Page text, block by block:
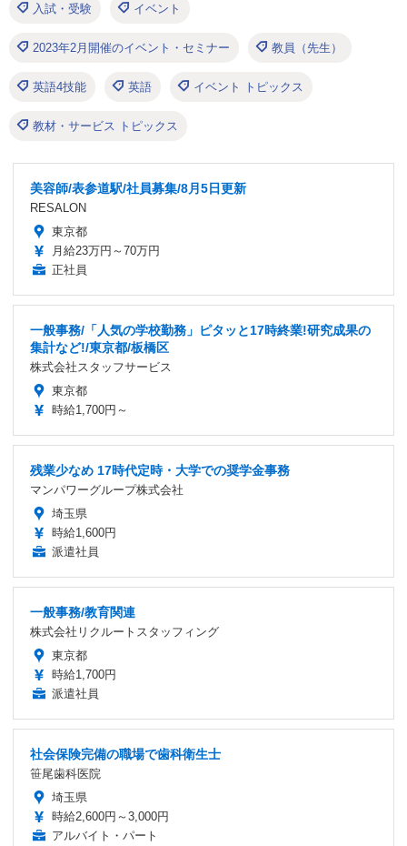
入試・受験 イベント
2023年2月開催のイベント・セミナー 教員（先生）
英語4技能 英語 イベント トピックス
教材・サービス トピックス
美容師/表参道駅/社員募集/8月5日更新
RESALON
東京都
月給23万円～70万円
正社員
一般事務/「人気の学校勤務」ピタッと17時終業!研究成果の
集計など!/東京都/板橋区
株式会社スタッフサービス
東京都
時給1,700円～
残業少なめ 17時代定時・大学での奨学金事務
マンパワーグループ株式会社
埼玉県
時給1,600円
派遣社員
一般事務/教育関連
株式会社リクルートスタッフィング
東京都
時給1,700円
派遣社員
社会保険完備の職場で歯科衛生士
笹尾歯科医院
埼玉県
時給2,600円～3,000円
アルバイト・パート